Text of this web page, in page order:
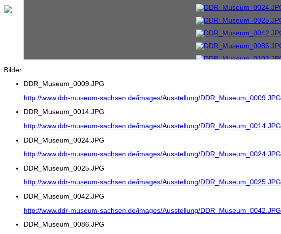
Bilder
DDR_Museum_0009.JPG
http://www.ddr-museum-sachsen.de/images/Ausstellung/DDR_Museum_0009.JPG
DDR_Museum_0014.JPG
http://www.ddr-museum-sachsen.de/images/Ausstellung/DDR_Museum_0014.JPG
DDR_Museum_0024.JPG
http://www.ddr-museum-sachsen.de/images/Ausstellung/DDR_Museum_0024.JPG
DDR_Museum_0025.JPG
http://www.ddr-museum-sachsen.de/images/Ausstellung/DDR_Museum_0025.JPG
DDR_Museum_0042.JPG
http://www.ddr-museum-sachsen.de/images/Ausstellung/DDR_Museum_0042.JPG
DDR_Museum_0086.JPG